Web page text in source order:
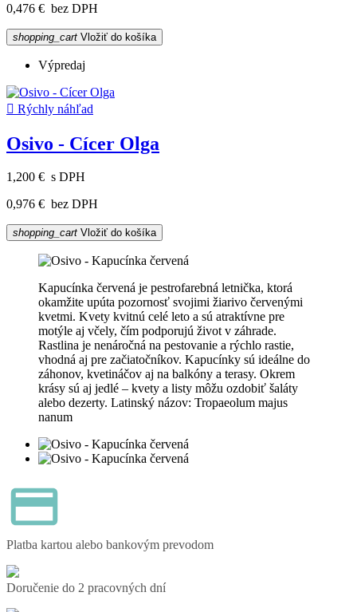
0,476 € bez DPH
shopping_cart Vložiť do košíka
Výpredaj
 Rýchly náhľad
Osivo - Cícer Olga
1,200 € s DPH
0,976 € bez DPH
shopping_cart Vložiť do košíka
Kapucínka červená je pestrofarebná letnička, ktorá
okamžite upúta pozornosť svojimi žiarivo červenými
kvetmi. Kvety kvitnú celé leto a sú atraktívne pre
motýle aj včely, čím podporujú život v záhrade.
Rastlina je nenáročná na pestovanie a rýchlo rastie,
vhodná aj pre začiatočníkov. Kapucínky sú ideálne do
záhonov, kvetináčov aj na balkóny a terasy. Okrem
krásy sú aj jedlé – kvety a listy môžu ozdobiť šaláty
alebo dezerty. Latinský názov: Tropaeolum majus
nanum
Platba kartou alebo bankovým prevodom
Doručenie do 2 pracovných dní